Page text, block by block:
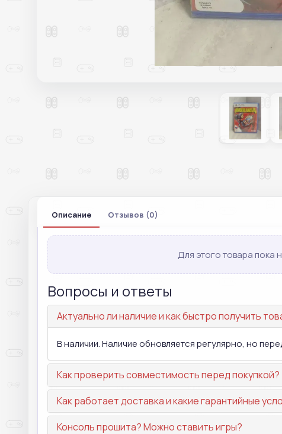
Описание Отзывов (0)
Для этого товара пока
Вопросы и ответы
Актуально ли наличие и как быстро получить
В наличии. Наличие обновляется регулярно, но
Как проверить совместимость перед покупкой?
Как работает доставка и какие гарантийные
Консоль прошита? Можно ставить игры?